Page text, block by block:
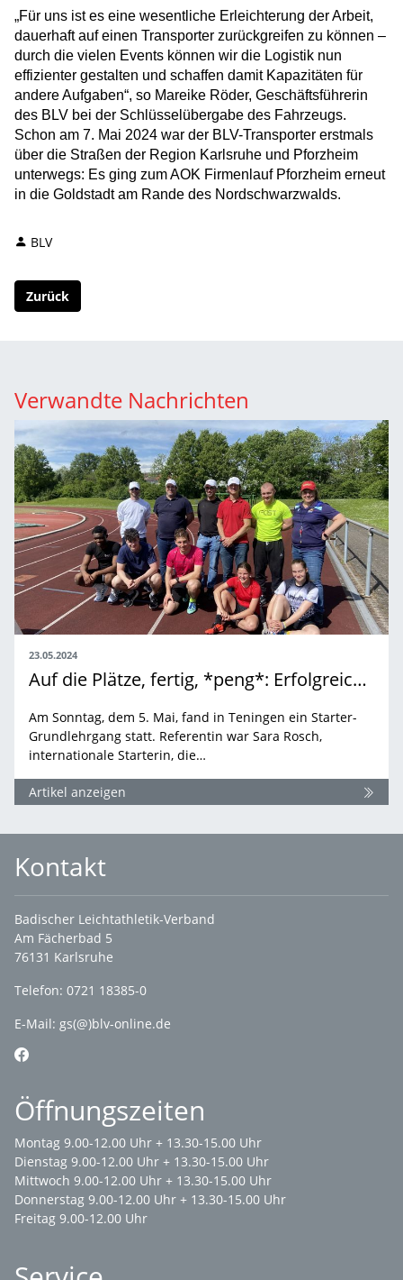
„Für uns ist es eine wesentliche Erleichterung der Arbeit,
dauerhaft auf einen Transporter zurückgreifen zu können –
durch die vielen Events können wir die Logistik nun
effizienter gestalten und schaffen damit Kapazitäten für
andere Aufgaben“, so Mareike Röder, Geschäftsführerin
des BLV bei der Schlüsselübergabe des Fahrzeugs.
Schon am 7. Mai 2024 war der BLV-Transporter erstmals
über die Straßen der Region Karlsruhe und Pforzheim
unterwegs: Es ging zum AOK Firmenlauf Pforzheim erneut
in die Goldstadt am Rande des Nordschwarzwalds.
BLV
Zurück
Verwandte Nachrichten
23.05.2024
Auf die Plätze, fertig, *peng*: Erfolgreicher Starter-Grundlehrgang in Teningen
Am Sonntag, dem 5. Mai, fand in Teningen ein Starter-
Grundlehrgang statt. Referentin war Sara Rosch,
internationale Starterin, die…
Artikel anzeigen
Kontakt
Badischer Leichtathletik-Verband
Am Fächerbad 5
76131 Karlsruhe
Telefon: 0721 18385-0
E-Mail: gs(@)blv-online.de
Öffnungszeiten
Montag 9.00-12.00 Uhr + 13.30-15.00 Uhr
Dienstag 9.00-12.00 Uhr + 13.30-15.00 Uhr
Mittwoch 9.00-12.00 Uhr + 13.30-15.00 Uhr
Donnerstag 9.00-12.00 Uhr + 13.30-15.00 Uhr
Freitag 9.00-12.00 Uhr